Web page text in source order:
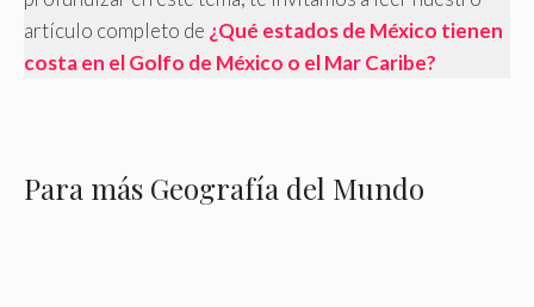
artículo completo de ¿Qué estados de México tienen
costa en el Golfo de México o el Mar Caribe?
Para más Geografía del Mundo